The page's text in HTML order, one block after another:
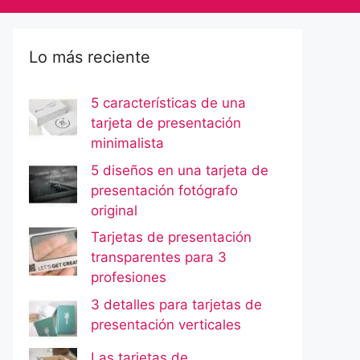
Lo más reciente
5 características de una
tarjeta de presentación
minimalista
5 diseños en una tarjeta de
presentación fotógrafo
original
Tarjetas de presentación
transparentes para 3
profesiones
3 detalles para tarjetas de
presentación verticales